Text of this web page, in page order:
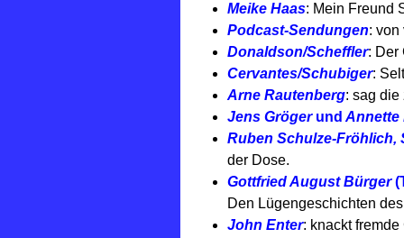
Meike Haas: Mein Freund
Podcast-Sendungen: von
Donaldson/Scheffler: Der
Cervantes/Schubiger:
Arne Rautenberg: sag die
Jens Gröger und Annette
Ruben Schulze-Fröhlich,
der Dose.
Gottfried August Bürger
Den Lügengeschichten
John Enter: knackt